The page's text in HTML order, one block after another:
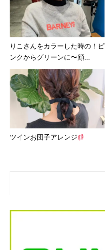
りこさんをカラーした時の！ピ
ンクからグリーンに〜顔...
ツインお団子アレンジ